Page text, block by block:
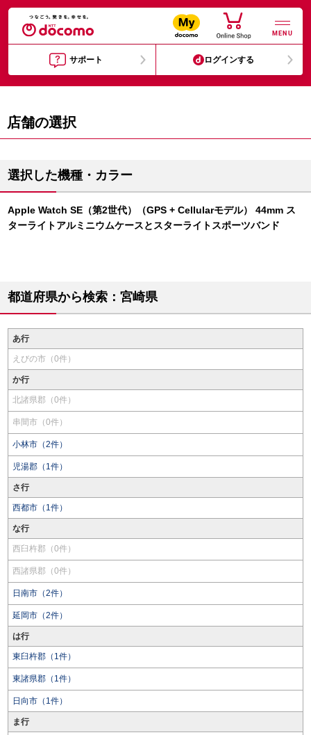
MENU
サポート ログインする
店舗の選択
選択した機種・カラー
Apple Watch SE（第2世代）（GPS + Cellularモデル） 44mm ス
ターライトアルミニウムケースとスターライトスポーツバンド
都道府県から検索：宮崎県
あ行
えびの市（0件）
か行
北諸県郡（0件）
串間市（0件）
小林市（2件）
児湯郡（1件）
さ行
西都市（1件）
な行
西臼杵郡（0件）
西諸県郡（0件）
日南市（2件）
延岡市（2件）
は行
東臼杵郡（1件）
東諸県郡（1件）
日向市（1件）
ま行